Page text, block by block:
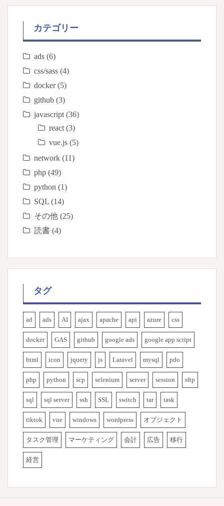
カテゴリー
ads (6)
css/sass (4)
docker(5)
github (3)
javascript (36)
react (3)
vue.js (5)
network (11)
php (49)
python (1)
SQL (14)
その他 (25)
読書 (4)
タグ
ad ads AI ajax apache api azure css
docker GAS github google ads google app script
html icon jquery js Laravel mysql pdo
php python scp selenium server session sftp
sql sql server ssh SSL switch tar task
tiktok vue windows wordpress オブジェクト
タスク管理 マーケティング 会計 広告 移行
経営